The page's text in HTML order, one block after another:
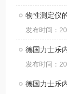
物性测定仪
发布时间：
发布时间：